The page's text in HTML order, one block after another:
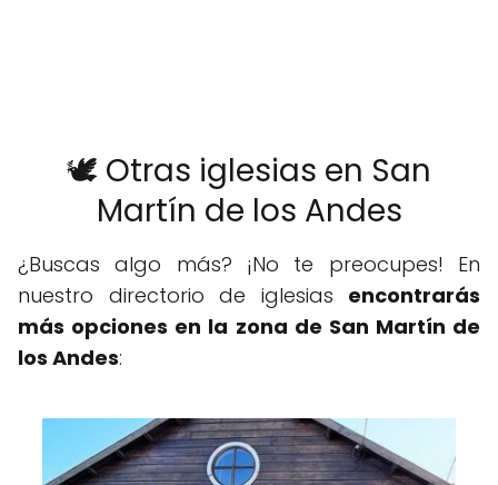
🕊️ Otras iglesias en San
Martín de los Andes
¿Buscas algo más? ¡No te preocupes! En
nuestro directorio de iglesias encontrarás
más opciones en la zona de San Martín de
los Andes: